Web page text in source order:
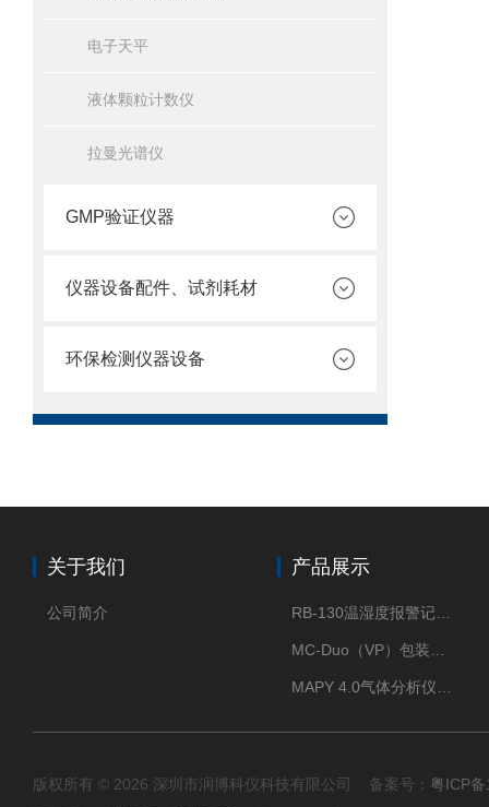
电子天平
液体颗粒计数仪
拉曼光谱仪
GMP验证仪器
仪器设备配件、试剂耗材
环保检测仪器设备
关于我们
公司简介
产品展示
版权所有 © 2026 深圳市润博科仪科技有限公司 备案号： 粤ICP